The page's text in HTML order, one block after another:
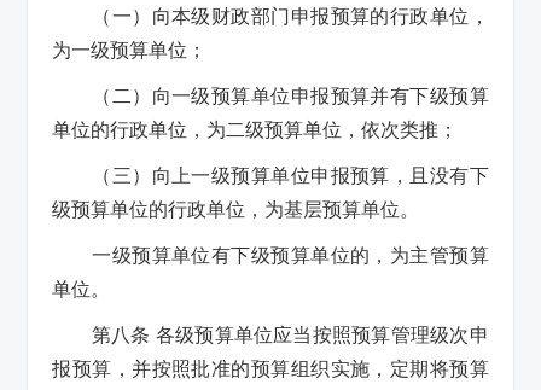
（一）向本级财政部门申报预算的行政单位，
为一级预算单位；
（二）向一级预算单位申报预算并有下级预算
单位的行政单位，为二级预算单位，依次类推；
（三）向上一级预算单位申报预算，且没有下
级预算单位的行政单位，为基层预算单位。
一级预算单位有下级预算单位的，为主管预算
单位。
第八条 各级预算单位应当按照预算管理级次申
报预算，并按照批准的预算组织实施，定期将预算